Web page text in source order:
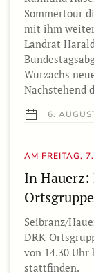
Sommertour
mit ihm
Landrat
Wurzachs
Nachstehend
6.
AM FREITAG,
In Hauerz:
Seibranz/
DRK-
von 14.30
stattfinden.